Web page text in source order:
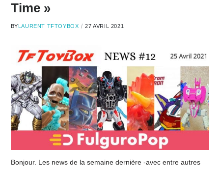
Time »
BY LAURENT TFTOYBOX 27 AVRIL 2021
Bonjour. Les news de la semaine dernière -avec entre autres